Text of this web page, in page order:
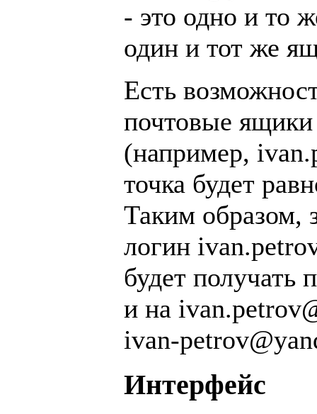
- это одно и то
один и тот же
Есть
почтовые ящики
(например,
точка будет
Таким образом,
логин
будет получать
и на
ivan-
Интерфейс